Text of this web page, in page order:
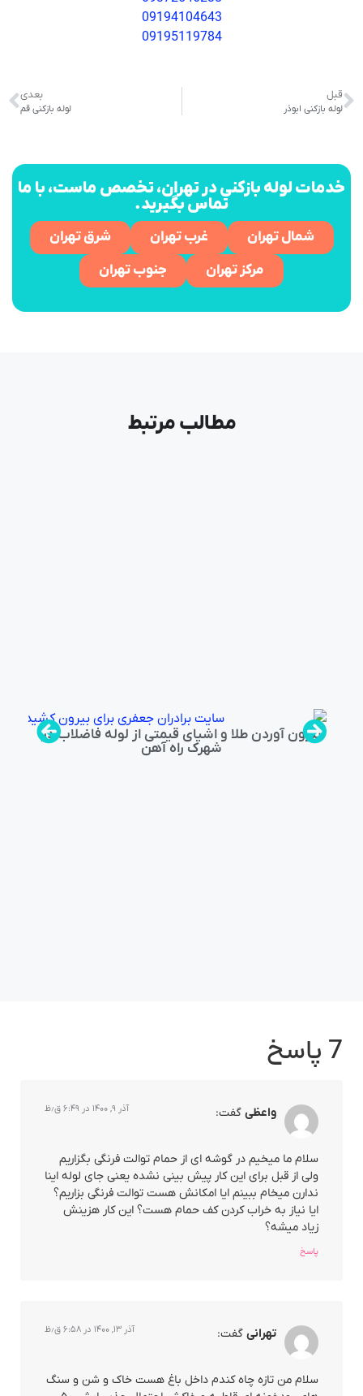
09194104643
09195119784
قبل
لوله بازکنی ابوذر
بعدی
لوله بازکنی قم
خدمات لوله بازکنی در تهران، تخصص ماست، با ما
تماس بگیرید.
شمال تهران غرب تهران
شرق تهران
مرکز تهران
جنوب تهران
مطالب مرتبط
بیرون آوردن طلا و اشیای قیمتی از لوله فاضلاب در
شهرک راه‌ آهن
7 پاسخ
واعظی گفت: آذر ۹, ۱۴۰۰ در ۶:۴۹ ق٫ظ
سلام ما میخیم در گوشه ای از حمام توالت فرنگی بگزاریم
ولی از قبل برای این کار پیش بینی نشده یعنی جای لوله اینا
ندارن میخام ببینم ایا امکانش هست توالت فرنگی بزاریم؟
ایا نیاز به خراب کردن کف حمام هست؟ این کار هزینش
زیاد میشه؟
پاسخ
تهرانی گفت: آذر ۱۳, ۱۴۰۰ در ۶:۵۸ ق٫ظ
سلام من تازه چاه کندم داخل باغ هست خاک و شن و سنگ